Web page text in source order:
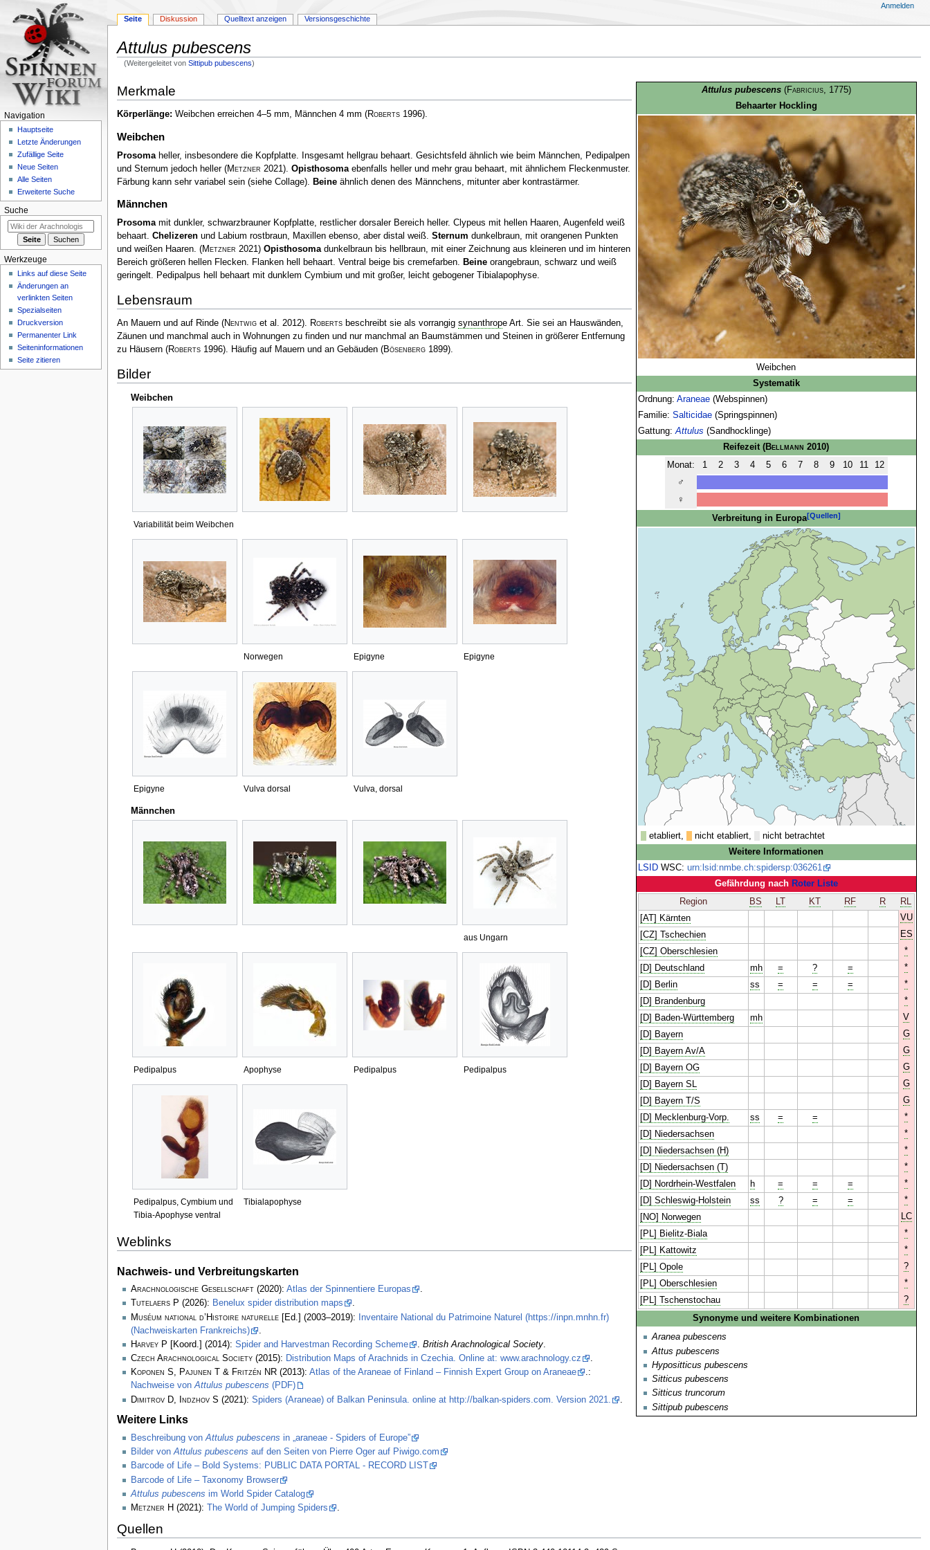
Attulus pubescens
(Weitergeleitet vonSittipub pubescens)
Navigation
springen
Suche
springen
Attulus pubescens (Fabricius, 1775)
Behaarter Hockling
Weibchen
Systematik
Ordnung: Araneae(Webspinnen)
Familie: Salticidae(Springspinnen)
Gattung:Attulus (Sandhocklinge)
Reifezeit(Bellmann 2010)
Monat:
1 2 3 4 5 6 7 8 9 10 11
12
♂
♀
Verbreitung in Europa[Quellen]
etabliert, nicht etabliert,
nicht betrachtet
Weitere Informationen
LSIDWSC: urn:lsid:nmbe.ch:spidersp:036261
Gefährdung nach Roter Liste
Region
BS LT KT RF R
RL
[AT] Kärnten
VU
[CZ] Tschechien
ES
[CZ] Oberschlesien
*
[D] Deutschland
mh = ? =
*
[D] Berlin
ss = = =
*
[D] Brandenburg
*
[D] Baden-Württemberg
mh
V
[D] Bayern
G
[D] Bayern Av/A
G
[D] Bayern OG
G
[D] Bayern SL
G
[D] Bayern T/S
G
[D] Mecklenburg-Vorp.
ss = =
*
[D] Niedersachsen
*
[D] Niedersachsen (H)
*
[D] Niedersachsen (T)
*
[D] Nordrhein-Westfalen
h = = =
*
[D] Schleswig-Holstein
ss ? = =
*
[NO] Norwegen
LC
[PL] Bielitz-Biala
*
[PL] Kattowitz
*
[PL] Opole
?
[PL] Oberschlesien
*
[PL] Tschenstochau
?
Synonyme und weitere Kombinationen
Aranea pubescens
Attus pubescens
Hypositticus pubescens
Sitticus pubescens
Sitticus truncorum
Sittipub pubescens
Merkmale
Körperlänge: Weibchen erreichen 4–5 mm, Männchen 4 mm (Roberts1996).
Weibchen
Prosomaheller, insbesondere die Kopfplatte. Insgesamt hellgrau behaart. Gesichtsfeld ähnlich wie beim Männchen, Pedipalpen
und Sternum jedoch heller (Metzner 2021). Opisthosomaebenfalls heller und mehr grau behaart, mit ähnlichem Fleckenmuster.
Färbung kann sehr variabel sein (siehe Collage).
Beineähnlich denen des Männchens, mitunter aber kontrastärmer.
Männchen
Prosomamit dunkler, schwarzbrauner Kopfplatte, restlicher dorsaler Bereich heller. Clypeus mit hellen Haaren, Augenfeld weiß
behaart. Chelizerenund Labium rostbraun, Maxillen ebenso, aber distal weiß. Sternum dunkelbraun, mit orangenen Punkten
und weißen Haaren. (Metzner 2021) Opisthosomadunkelbraun bis hellbraun, mit einer Zeichnung aus kleineren und im hinteren
Bereich größeren hellen Flecken. Flanken hell behaart. Ventral beige bis cremefarben. Beineorangebraun, schwarz und weiß
geringelt. Pedipalpus hell behaart mit dunklem Cymbium und mit großer, leicht gebogener Tibialapophyse.
Lebensraum
An Mauern und auf Rinde (Nentwiget al. 2012). Robertsbeschreibt sie als vorrangig synanthrope Art. Sie sei an Hauswänden,
Zäunen und manchmal auch in Wohnungen zu finden und nur manchmal an Baumstämmen und Steinen in größerer Entfernung
zu Häusern (Roberts1996). Häufig auf Mauern und an Gebäuden (Bösenberg1899).
Bilder
Weibchen
Variabilität beim Weibchen
Norwegen Epigyne Epigyne
Epigyne Vulva dorsal Vulva, dorsal
Männchen
aus Ungarn
Pedipalpus Apophyse Pedipalpus Pedipalpus
Pedipalpus, Cymbium und
Tibia-Apophyse ventral
Tibialapophyse
Weblinks
Nachweis- und Verbreitungskarten
Arachnologische Gesellschaft(2020): Atlas der Spinnentiere Europas
.
Tutelaers P (2026): Benelux spider distribution maps
.
Muséum national d’Histoire naturelle[Ed.] (2003–2019):
Inventaire National du Patrimoine Naturel (https://inpn.mnhn.fr)
(Nachweiskarten Frankreichs)
Harvey P [Koord.] (2014): Spider and Harvestman Recording Scheme . British Arachnological Society.
Czech Arachnological Society(2015): Distribution Maps of Arachnids in Czechia. Online at: www.arachnology.cz
.
Koponen S, Pajunen T & Fritzén NR(2013): Atlas of the Araneae of Finland – Finnish Expert Group on Araneae
.:
Nachweise vonAttulus pubescens (PDF)
Dimitrov D, Indzhov S (2021): Spiders (Araneae) of Balkan Peninsula. online at http://balkan-spiders.com. Version 2021.
Weitere Links
Beschreibung von Attulus pubescens in „araneae - Spiders of Europe”
Bilder vonAttulus pubescens auf den Seiten von Pierre Oger auf Piwigo.com
Barcode of Life – Bold Systems: PUBLIC DATA PORTAL - RECORD LIST
Barcode of Life – Taxonomy Browser
Attulus pubescens im World Spider Catalog
Metzner H (2021): The World of Jumping Spiders .
Quellen
Seite Diskussion Quelltext anzeigen Versionsgeschichte
Anmelden
Navigation
Hauptseite
Letzte Änderungen
Zufällige Seite
Neue Seiten
Alle Seiten
Erweiterte Suche
Suche
Werkzeuge
Links auf diese Seite
Änderungen an
verlinkten Seiten
Spezialseiten
Druckversion
Permanenter Link
Seiten­­informationen
Seite zitieren